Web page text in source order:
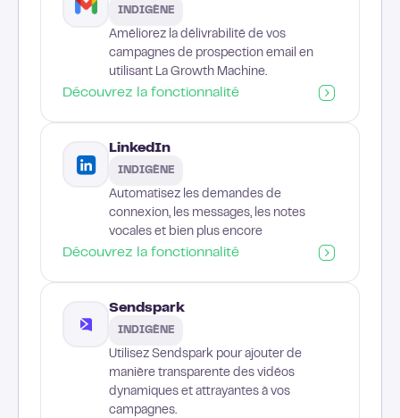
INDIGÈNE
Améliorez la délivrabilité de vos
campagnes de prospection email en
utilisant La Growth Machine.
Découvrez la fonctionnalité
LinkedIn
INDIGÈNE
Automatisez les demandes de
connexion, les messages, les notes
vocales et bien plus encore
Découvrez la fonctionnalité
Sendspark
INDIGÈNE
Utilisez Sendspark pour ajouter de
manière transparente des vidéos
dynamiques et attrayantes à vos
campagnes.